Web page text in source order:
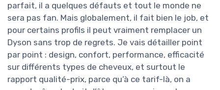
parfait, il a quelques défauts et tout le monde ne
sera pas fan. Mais globalement, il fait bien le job, et
pour certains profils il peut vraiment remplacer un
Dyson sans trop de regrets. Je vais détailler point
par point : design, confort, performance, efficacité
sur différents types de cheveux, et surtout le
rapport qualité-prix, parce qu’à ce tarif-là, on a